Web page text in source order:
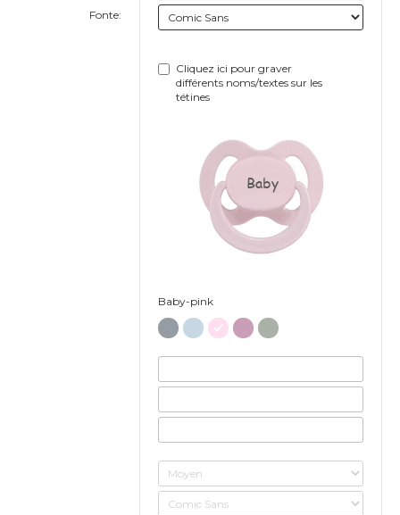
Fonte:
Cliquez ici pour graver
différents noms/textes sur les
tétines
Baby
Baby-pink